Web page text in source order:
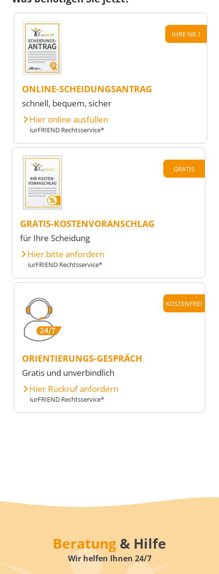
IHRE NR.1
ONLINE-SCHEIDUNGSANTRAG
schnell, bequem, sicher
Hier online ausfüllen
iurFRIEND Rechtsservice*
GRATIS
GRATIS-KOSTENVORANSCHLAG
für Ihre Scheidung
Hier bitte anfordern
iurFRIEND Rechtsservice*
KOSTENFREI
ORIENTIERUNGS-GESPRÄCH
Gratis und unverbindlich
Hier Rückruf anfordern
iurFRIEND Rechtsservice*
Beratung & Hilfe
Wir helfen Ihnen 24/7